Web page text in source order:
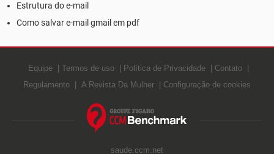
Estrutura do e-mail
Como salvar e-mail gmail em pdf
Equipe Termos de uso Política de Privacidade
Contato
Regulamento
A Revista Da Mulher Configuração de cookies
saude.ccm.net